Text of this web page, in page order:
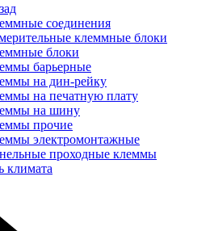
соединения
клеммные блоки
блоки
барьерные
на дин-рейку
на печатную плату
на шину
прочие
электромонтажные
проходные клеммы
климата